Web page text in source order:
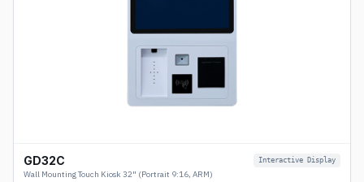
GD32C Interactive Display
Wall Mounting Touch Kiosk 32" (Portrait 9:16, ARM)